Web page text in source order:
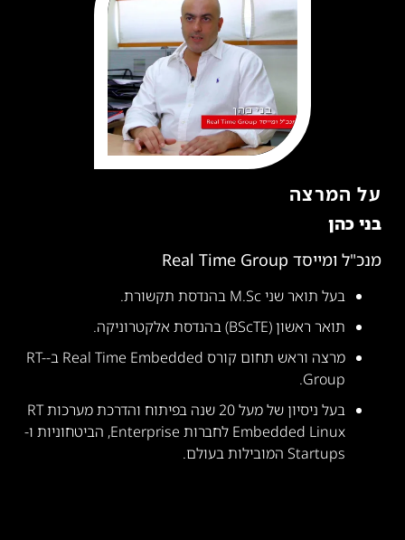
על המרצה
בני כהן
מנכ"ל ומייסד Real Time Group
בעל תואר שני M.Sc בהנדסת תקשורת.
תואר ראשון (BScTE) בהנדסת אלקטרוניקה.
מרצה וראש תחום קורס Real Time Embedded ב-RT-
Group.
בעל ניסיון של מעל 20 שנה בפיתוח והדרכת מערכות RT
Embedded Linux לחברות Enterprise, הביטחוניות ו-
Startups המובילות בעולם.